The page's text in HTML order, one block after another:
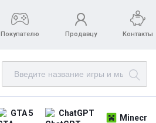
Покупателю Продавцу Контакты
GTA 5 ChatGPT